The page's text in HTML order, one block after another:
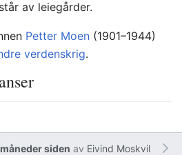
av leiegårder.
Petter Moen (1901–1944)
verdenskrig.
siden av Eivind Moskvil